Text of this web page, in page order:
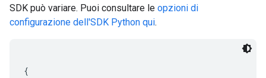
SDK può variare. Puoi consultare le opzioni di
configurazione dell'SDK Python qui.
{